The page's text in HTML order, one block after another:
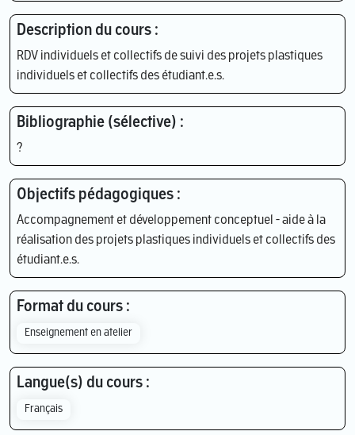
Description du cours :
RDV individuels et collectifs de suivi des projets plastiques
individuels et collectifs des étudiant.e.s.
Bibliographie (sélective) :
?
Objectifs pédagogiques :
Accompagnement et développement conceptuel - aide à la
réalisation des projets plastiques individuels et collectifs des
étudiant.e.s.
Format du cours :
Enseignement en atelier
Langue(s) du cours :
Français